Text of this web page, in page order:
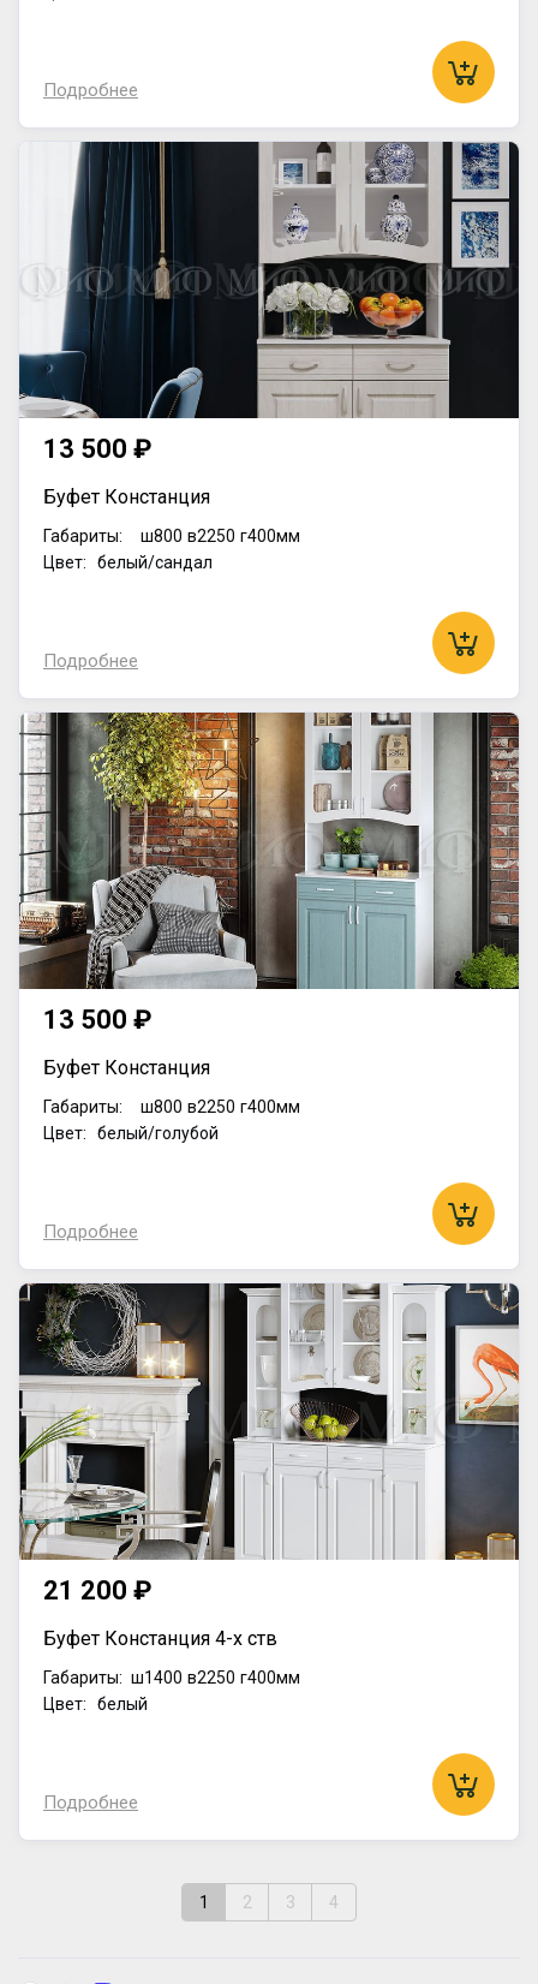
Подробнее
13 500 ₽
Буфет Констанция
Габариты: ш800 в2250 г400мм
Цвет: белый/сандал
Подробнее
13 500 ₽
Буфет Констанция
Габариты: ш800 в2250 г400мм
Цвет: белый/голубой
Подробнее
21 200 ₽
Буфет Констанция 4-х ств
Габариты: ш1400 в2250 г400мм
Цвет: белый
Подробнее
1 2 3 4